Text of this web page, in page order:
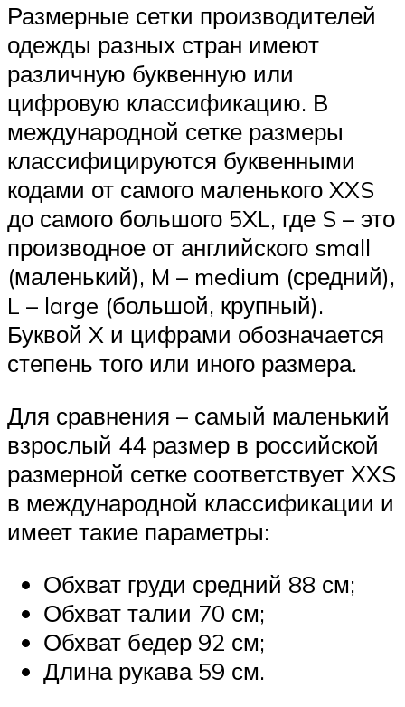
Размерные сетки производителей
одежды разных стран имеют
различную буквенную или
цифровую классификацию. В
международной сетке размеры
классифицируются буквенными
кодами от самого маленького XXS
до самого большого 5XL, где S – это
производное от английского small
(маленький), M – medium (средний),
L – large (большой, крупный).
Буквой X и цифрами обозначается
степень того или иного размера.
Для сравнения – самый маленький
взрослый 44 размер в российской
размерной сетке соответствует XXS
в международной классификации и
имеет такие параметры:
Обхват груди средний 88 см;
Обхват талии 70 см;
Обхват бедер 92 см;
Длина рукава 59 см.